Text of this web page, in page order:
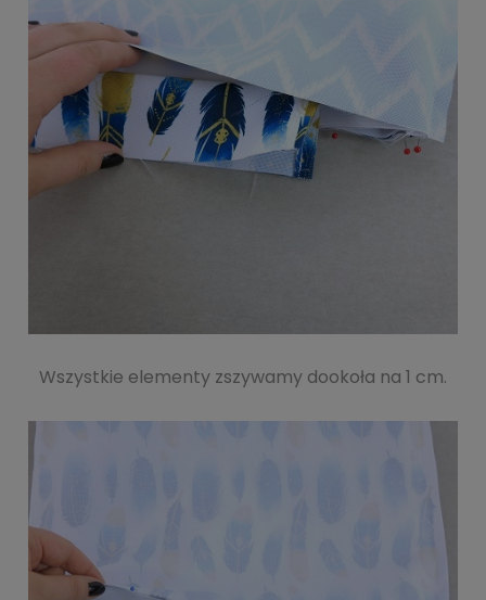
Wszystkie elementy zszywamy dookoła na 1 cm.